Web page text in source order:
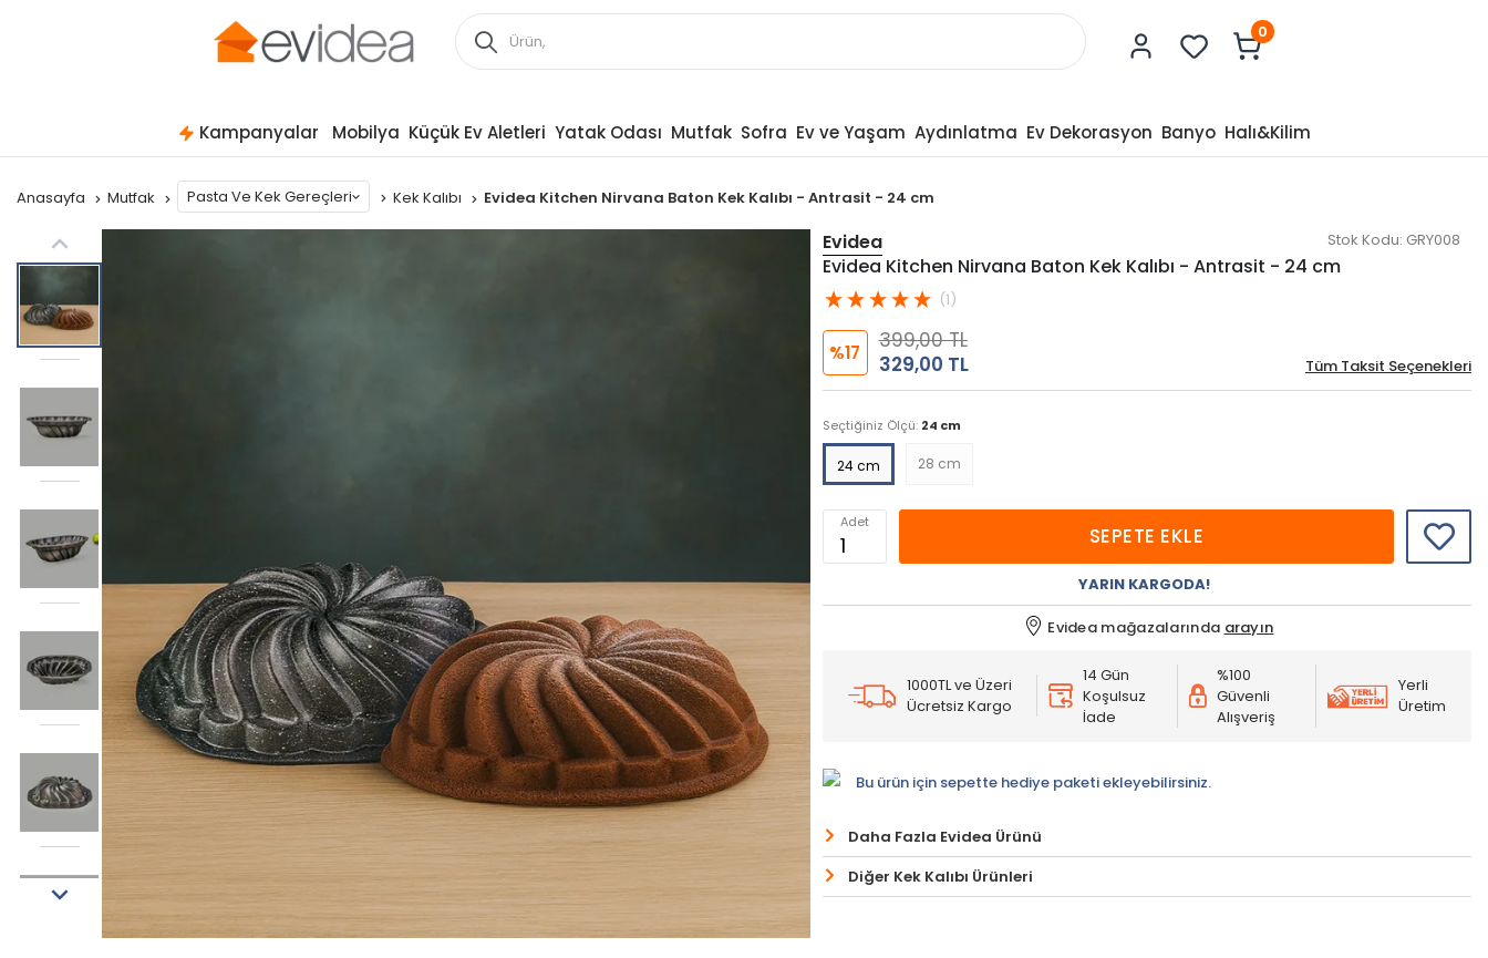
0
Kampanyalar Mobilya Küçük Ev Aletleri Yatak Odası Mutfak Sofra Ev ve Yaşam Aydınlatma Ev Dekorasyon Banyo Halı&Kilim
Anasayfa Mutfak Pasta Ve Kek Gereçleri Kek Kalıbı Evidea Kitchen Nirvana Baton Kek Kalıbı - Antrasit - 24 cm
Evidea Stok Kodu: GRY008
Evidea Kitchen Nirvana Baton Kek Kalıbı - Antrasit - 24 cm
(1)
%17
399,00 TL
329,00 TL
Tüm Taksit Seçenekleri
Seçtiğiniz Ölçü: 24 cm
24 cm 28 cm
Adet
SEPETE EKLE
YARIN KARGODA!
Evidea mağazalarında arayın
1000TL ve Üzeri
Ücretsiz Kargo
14 Gün
Koşulsuz
İade
%100
Güvenli
Alışveriş
Yerli
Üretim
Bu ürün için sepette hediye paketi ekleyebilirsiniz.
Daha Fazla Evidea Ürünü
Diğer Kek Kalıbı Ürünleri